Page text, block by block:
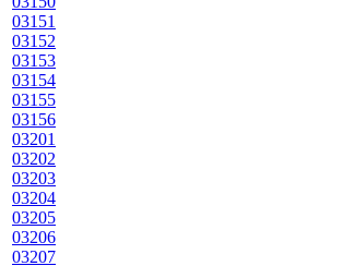
03151
03152
03153
03154
03155
03156
03201
03202
03203
03204
03205
03206
03207